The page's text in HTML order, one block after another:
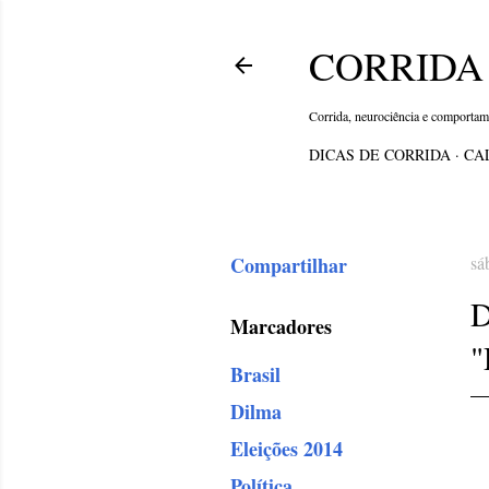
Corrida, neurociência e
DICAS DE CORRIDA
Compartilhar
Marcadores
Brasil
Dilma
Eleições 2014